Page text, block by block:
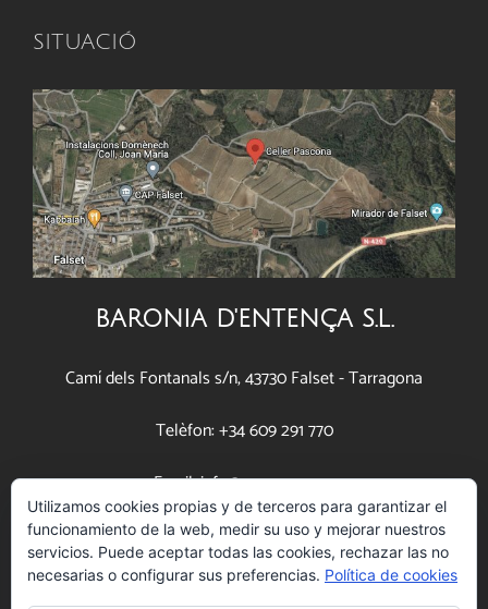
SITUACIÓ
BARONIA D'ENTENÇA S.L.
Camí dels Fontanals s/n, 43730 Falset - Tarragona
Telèfon: +34 609 291 770
Email: info@pascona.com
www.pascona.com
Utilizamos cookies propias y de terceros para garantizar el
funcionamiento de la web, medir su uso y mejorar nuestros
servicios. Puede aceptar todas las cookies, rechazar las no
necesarias o configurar sus preferencias. Política de cookies